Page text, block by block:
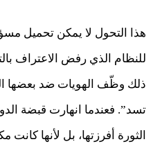
هذا التحول لا يمكن تحميل
للنظام الذي رفض الاعتراف
ذلك وظّف الهويات ضد
تسد”. فعندما انهارت قبضة
الثورة أفرزتها، بل لأنها